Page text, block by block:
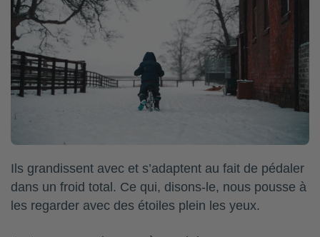
Ils grandissent avec et s’adaptent au fait de pédaler
dans un froid total. Ce qui, disons-le, nous pousse à
les regarder avec des étoiles plein les yeux.